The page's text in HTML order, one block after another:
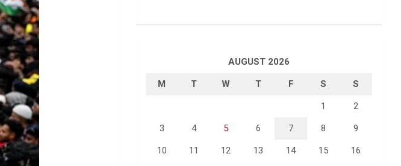
AUGUST 2026
M T W T F S S
1 2
3 4 5 6 7 8 9
10 11 12 13 14 15 16